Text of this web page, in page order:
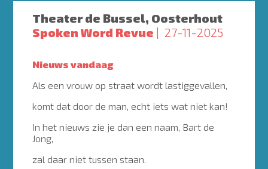
Theater de Bussel, Oosterhout
Spoken Word Revue
27-11-2025
Nieuws vandaag
Als een vrouw op straat wordt lastiggevallen,
komt dat door de man, echt iets wat niet kan!
In het nieuws zie je dan een naam, Bart de
Jong,
zal daar niet tussen staan.